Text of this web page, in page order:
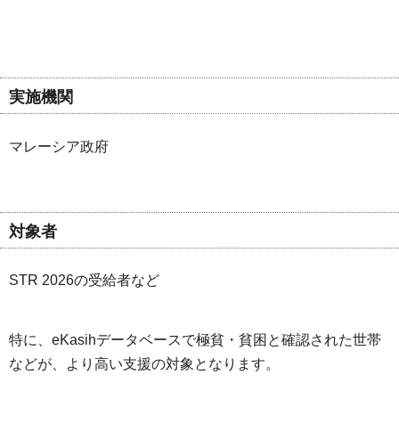
実施機関
マレーシア政府
対象者
STR 2026の受給者など
特に、eKasihデータベースで極貧・貧困と確認された世帯
などが、より高い支援の対象となります。